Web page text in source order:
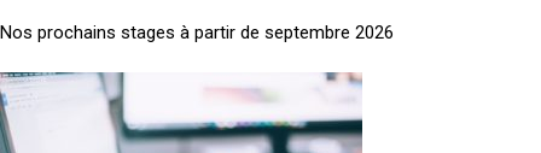
Nos prochains stages à partir de septembre 2026
<
a
h